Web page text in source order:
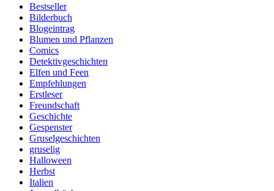
Bestseller
Bilderbuch
Blogeintrag
Blumen und Pflanzen
Comics
Detektivgeschichten
Elfen und Feen
Empfehlungen
Erstleser
Freundschaft
Geschichte
Gespenster
Gruselgeschichten
gruselig
Halloween
Herbst
Italien